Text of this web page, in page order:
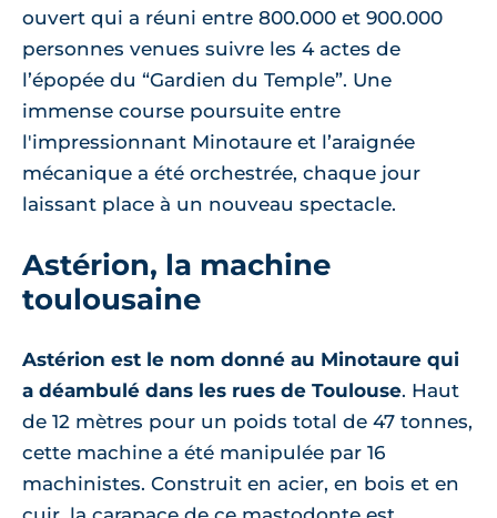
ouvert qui a réuni entre 800.000 et 900.000
personnes venues suivre les 4 actes de
l’épopée du “Gardien du Temple”. Une
immense course poursuite entre
l'impressionnant Minotaure et l’araignée
mécanique a été orchestrée, chaque jour
laissant place à un nouveau spectacle.
Astérion, la machine
toulousaine
Astérion est le nom donné au Minotaure qui
a déambulé dans les rues de Toulouse. Haut
de 12 mètres pour un poids total de 47 tonnes,
cette machine a été manipulée par 16
machinistes. Construit en acier, en bois et en